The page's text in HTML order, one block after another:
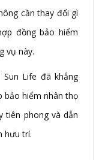
cần thay đổi gì
đồng bảo hiểm
vụ này.
Life đã khẳng
bảo hiểm nhân thọ
tiên phong và dẫn
hưu trí.